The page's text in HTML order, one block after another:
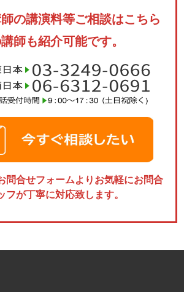
の講演料等ご相談はこちら
師も紹介可能です。
問合せフォームよりお気軽にお問合
が丁寧に対応致します。